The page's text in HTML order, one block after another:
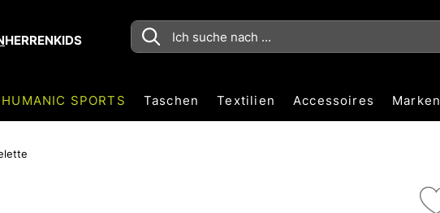
HERRENKIDS
HUMANIC SPORTS Taschen Textilien Accessoires Marken